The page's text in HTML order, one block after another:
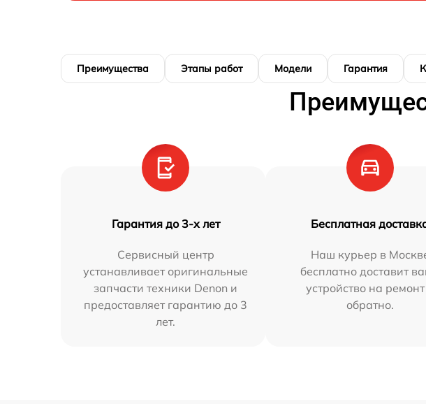
Преимущества Этапы работ Модели Гарантия
Гарантия до 3-х лет
Сервисный центр
устанавливает оригинальные
запчасти техники Denon и
предоставляет гарантию до 3
лет.
Бесплатная
Наш курьер в
бесплатно доставит
устройство на
обратно.